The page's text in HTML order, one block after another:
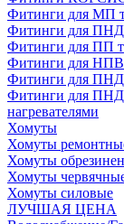
Фитинги для МП
Фитинги для ПНД
Фитинги для ПП
Фитинги для
Фитинги для ПНД
Фитинги для ПНД
нагревателями
Хомуты
Хомуты
Хомуты
Хомуты
Хомуты силовые
ЛУЧШАЯ ЦЕНА